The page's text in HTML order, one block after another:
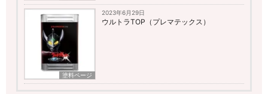
塗料ページ
2023年6月29日
ウルトラTOP（プレマテックス）